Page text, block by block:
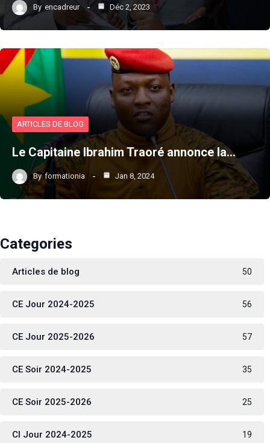
By encadreur Déc 2, 2023
ARTICLES DE BLOG
Le Capitaine Ibrahim Traoré annonce la…
By formationia Jan 8, 2024
Categories
Articles de blog 50
CE Jour 2024-2025 56
CE Jour 2025-2026 57
CE Soir 2024-2025 35
CE Soir 2025-2026 25
CI Jour 2024-2025 19